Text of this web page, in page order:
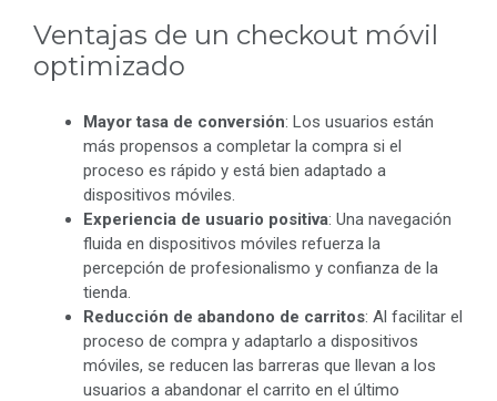
Ventajas de un checkout móvil
optimizado
Mayor tasa de conversión: Los usuarios están
más propensos a completar la compra si el
proceso es rápido y está bien adaptado a
dispositivos móviles.
Experiencia de usuario positiva: Una navegación
fluida en dispositivos móviles refuerza la
percepción de profesionalismo y confianza de la
tienda.
Reducción de abandono de carritos: Al facilitar el
proceso de compra y adaptarlo a dispositivos
móviles, se reducen las barreras que llevan a los
usuarios a abandonar el carrito en el último